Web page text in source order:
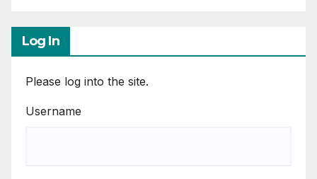
Log In
Please log into the site.
Username